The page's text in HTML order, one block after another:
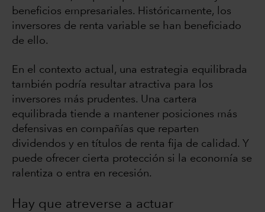
beneficios empresariales. Históricamente, los
inversores de renta variable se han beneficiado
de ello.
En el contexto actual, una estrategia equilibrada
también podría resultar atractiva para los
inversores más prudentes. Una cartera
equilibrada tiende a mantener posiciones más
defensivas en compañías que reparten
dividendos y en títulos de renta fija de calidad. Y
puede ofrecer cierta protección si la economía se
ralentiza o entra en recesión.
Hay que atreverse a actuar